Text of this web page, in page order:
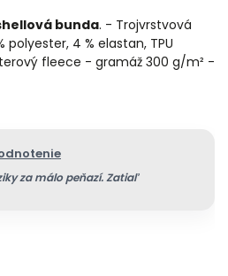
bunda. - Trojvrstvová
4 % elastan, TPU
fleece - gramáž 300 g/m² -
za málo peňazí. Zatiaľ